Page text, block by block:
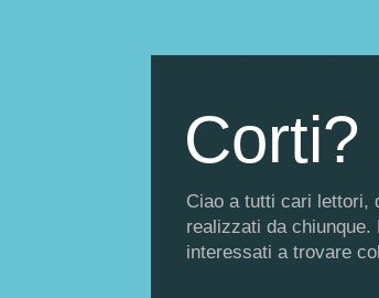
Corti?
Ciao a tutti cari lettori,
realizzati da
interessati a trovare